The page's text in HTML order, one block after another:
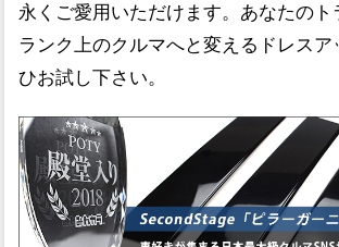
永くご愛用いただけます。あなたのト
ランク上のクルマへと変えるドレス
ひお試し下さい。